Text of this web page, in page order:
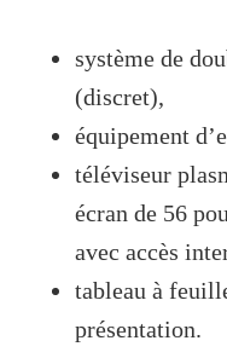
système de
(discret),
équipement
téléviseur
écran de 56
avec accès
tableau à
présentation.